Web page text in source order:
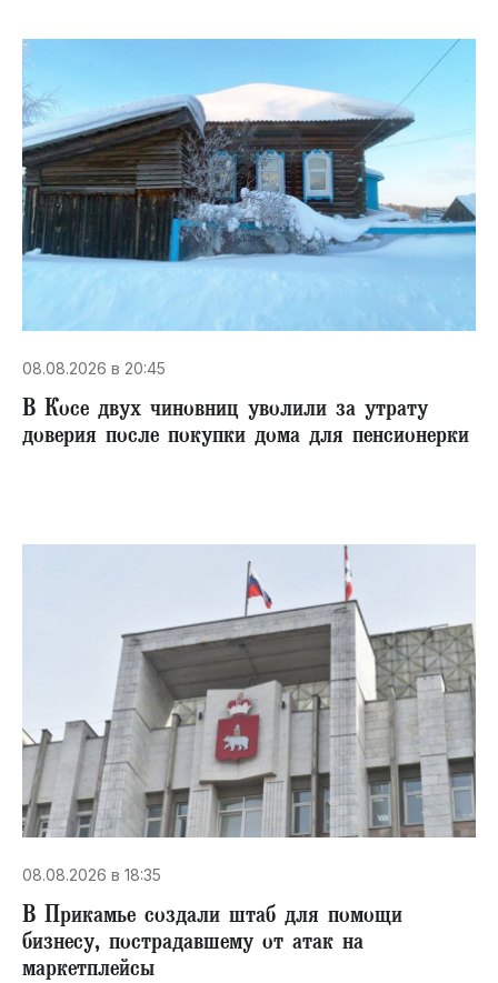
08.08.2026 в 20:45
В Косе двух чиновниц уволили за утрату
доверия после покупки дома для пенсионерки
08.08.2026 в 18:35
В Прикамье создали штаб для помощи
бизнесу, пострадавшему от атак на
маркетплейсы